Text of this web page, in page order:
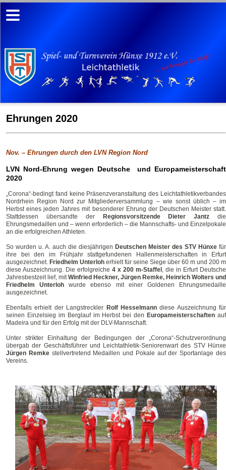
Ehrungen 2020
Nov. – Ehrungen durch den LVN Region Nord
LVN Nord-Ehrung wegen Deutsche und Europameisterschaft
2020
„Corona“-bedingt fand keine Präsenzveranstaltung des Leichtathletikverbandes
Nordrhein Region Nord zur Mitgliederversammlung – wie sonst üblich – im
Herbst eines jeden Jahres mit besonderer Ehrung der Deutschen Meister statt.
Stattdessen übersandte der
Regionsvorsitzende Dieter Jantz die
Ehrungsmedaillen und – wenn erforderlich – die Mannschafts- und Einzelpokale
an die erfolgreichen Athleten.
So wurden u. A. auch die diesjährigen Deutschen Meister des STV Hünxe für
ihre bei den im Frühjahr stattgefundenen Hallenmeisterschaften in Erfurt
ausgezeichnet. Friedhelm Unterloh erhielt für seine Siege über 60 m und 200 m
diese Auszeichnung. Die erfolgreiche 4 x 200 m-Staffel , die in Erfurt Deutsche
Jahresbestzeit lief, mitWinfried Heckner, Jürgen Remke, Heinrich Wolters und
Friedhelm Unterloh wurde ebenso mit einer Goldenen Ehrungsmedaille
ausgezeichnet.
Ebenfalls erhielt der Langstreckler Rolf Hesselmanndiese Auszeichnung für
seinen Einzelsieg im Berglauf im Herbst bei den Europameisterschaften auf
Madeira und für den Erfolg mit der DLV-Mannschaft.
Unter strikter Einhaltung der Bedingungen der „Corona“-Schutzverordnung
übergab der Geschäftsführer und Leichtathletik-Seniorenwart des STV Hünxe
Jürgen Remkestellvertretend Medaillen und Pokale auf der Sportanlage des
Vereins.